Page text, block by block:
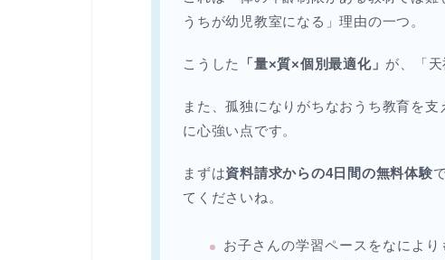
うちが幼児教室になる」理由の一つ。
こうした 「量×質×個別最適化」 が、「
また、孤独になりがちなおうち教育を
に心強い点です。
まずは資料請求からの4日間の無料体験
てくださいね。
お子さんの学習ペースをなにより